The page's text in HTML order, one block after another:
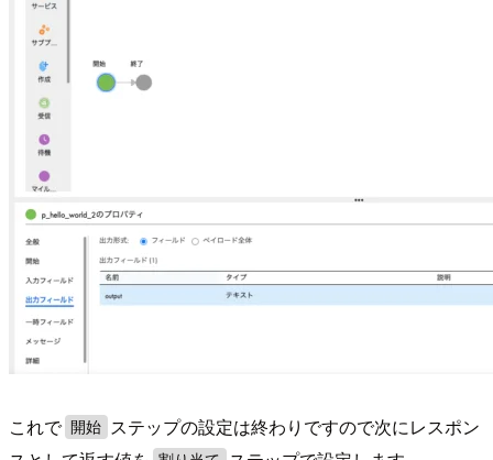
これで 開始 ステップの設定は終わりですので次にレスポン